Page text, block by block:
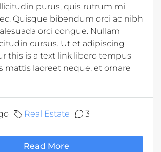
purus, quis rutrum mi
Quisque bibendum orci ac nibh
orci congue. Nullam
cursus. Ut et adipiscing
this is a text link libero tempus
mattis laoreet neque, et ornare
Real Estate 3
Read More